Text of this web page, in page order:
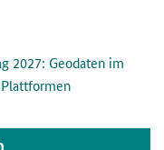
2027: Geodaten im